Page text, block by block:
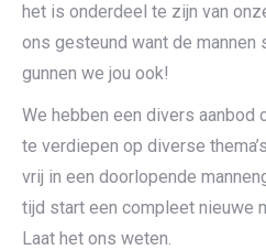
het is onderdeel te zijn van
ons gesteund want de mannen
gunnen we jou ook!
We hebben een divers aanbod
te verdiepen op diverse
vrij in een doorlopende
tijd start een compleet nieuwe
Laat het ons weten.